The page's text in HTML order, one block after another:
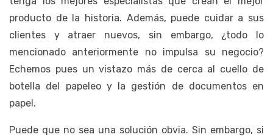
producto de la historia. Además, puede cuidar a sus
clientes y atraer nuevos, sin embargo, ¿todo lo
mencionado anteriormente no impulsa su negocio?
Echemos pues un vistazo más de cerca al cuello de
botella del papeleo y la gestión de documentos en
papel.
Puede que no sea una solución obvia. Sin embargo, si